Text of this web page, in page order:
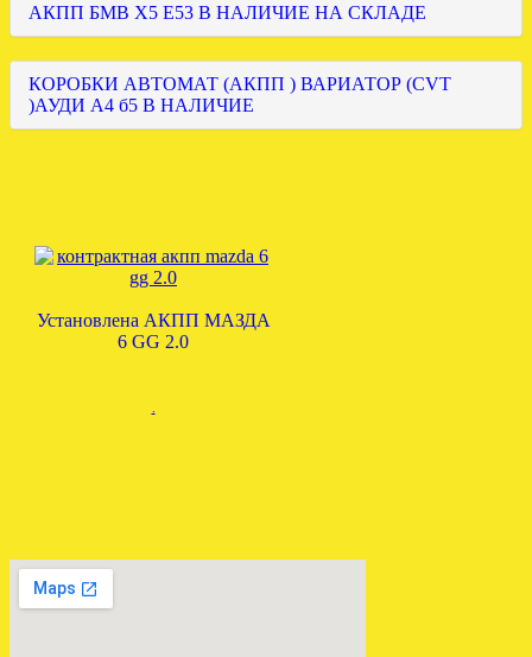
АКПП БМВ Х5 Е53 В НАЛИЧИЕ НА СКЛАДЕ
КОРОБКИ АВТОМАТ (АКПП ) ВАРИАТОР (CVT
)АУДИ А4 б5 В НАЛИЧИЕ
Установлена АКПП МАЗДА
6 GG 2.0
Установлена акпп Lexus IS